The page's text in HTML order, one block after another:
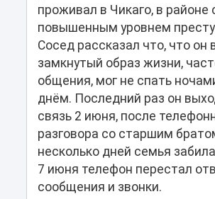
проживал в Чикаго, в районе
повышенным уровнем
Сосед рассказал что, что он
замкнутый образ жизни,
общения, мог не спать
днём. Последний раз он
связь 2 июня, после
разговора со старшим
несколько дней семья забила
7 июня телефон перестал
сообщения и звонки.